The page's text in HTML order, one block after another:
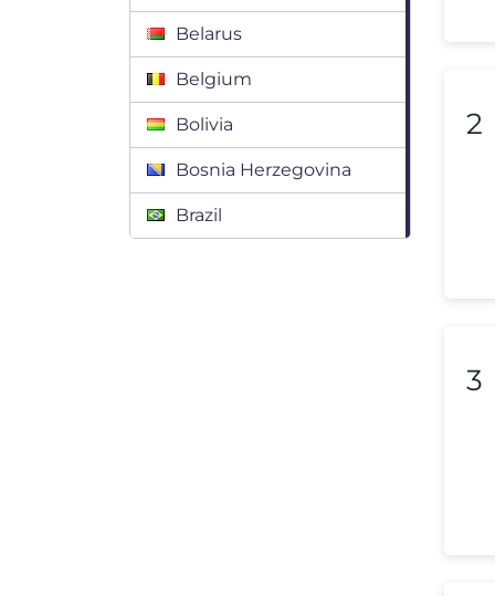
Belarus
Belgium
Bolivia
Bosnia Herzegovina
Brazil
2
3